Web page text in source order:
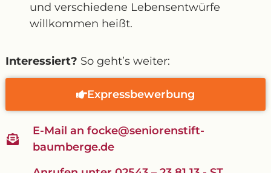
und verschiedene Lebensentwürfe
willkommen heißt.
Interessiert? So geht’s weiter:
Expressbewerbung
E-Mail an focke@seniorenstift-
baumberge.de